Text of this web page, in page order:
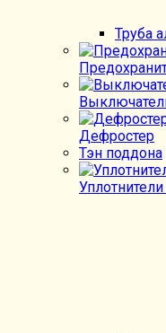
Труба
Дефростер
Тэн поддона